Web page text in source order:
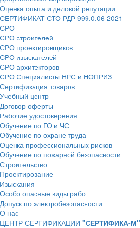
Оценка опыта и деловой репутации
СЕРТИФИКАТ СТО РДР 999.0.06-2021
СРО
СРО строителей
СРО проектировщиков
СРО изыскателей
СРО архитекторов
СРО Специалисты НРС и НОПРИЗ
Сертификация товаров
Учебный центр
Договор оферты
Рабочие удостоверения
Обучение по ГО и ЧС
Обучение по охране труда
Оценка профессиональных рисков
Обучение по пожарной безопасности
Строительство
Проектирование
Изыскания
Особо опасные виды работ
Допуск по электробезопасности
О нас
ЦЕНТР СЕРТИФИКАЦИИ "СЕРТИФИКА-М"